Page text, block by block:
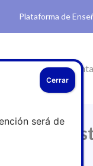
Plataforma de
Actualidad
será de
Cerrar